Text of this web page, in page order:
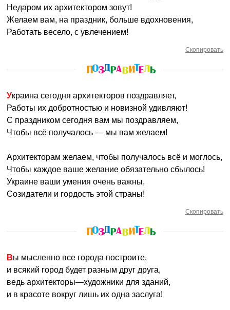
Недаром их архитектором зовут!
Желаем вам, на праздник, больше вдохновения,
Работать весело, с увлечением!
Скопировать
Украина сегодня архитекторов поздравляет,
Работы их добротностью и новизной удивляют!
С праздником сегодня вам мы поздравляем,
Чтобы всё получалось — мы вам желаем!
Архитекторам желаем, чтобы получалось всё и моглось,
Чтобы каждое ваше желание обязательно сбылось!
Украине ваши умения очень важны,
Созидатели и гордость этой страны!
Скопировать
Вы мысленно все города построите,
и всякий город будет разным друг друга,
ведь архитекторы—художники для зданий,
и в красоте вокруг лишь их одна заслуга!